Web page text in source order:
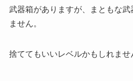
武器箱がありますが、まともな武
ません。
捨ててもいいレベルかもしれませ